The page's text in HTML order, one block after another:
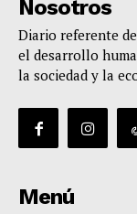
Nosotros
Diario referente
el desarrollo
la sociedad y la
Menú